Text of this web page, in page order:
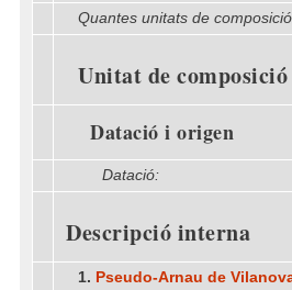
Quantes unitats de
Unitat de
Datació i origen
Datació:
Descripció interna
1. Pseudo-Arnau de